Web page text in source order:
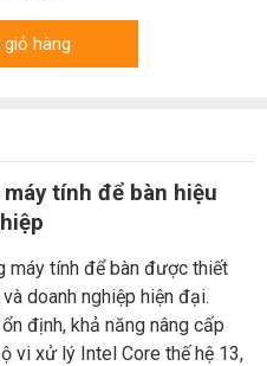
hàng
tính để bàn hiệu
máy tính để bàn được thiết
doanh nghiệp hiện đại.
định, khả năng nâng cấp
vi xử lý Intel Core thế hệ 13,